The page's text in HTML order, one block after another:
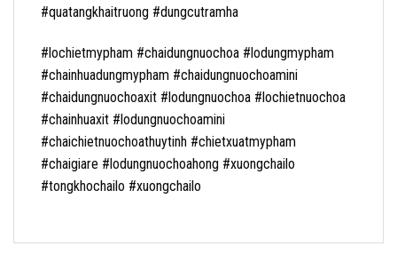
#quatangkhaitruong #dungcutramha
#lochietmypham #chaidungnuochoa #lodungmypham
#chainhuadungmypham #chaidungnuochoamini
#chaidungnuochoaxit #lodungnuochoa #lochietnuochoa
#chainhuaxit #lodungnuochoamini
#chaichietnuochoathuytinh #chietxuatmypham
#chaigiare #lodungnuochoahong #xuongchailo
#tongkhochailo #xuongchailo